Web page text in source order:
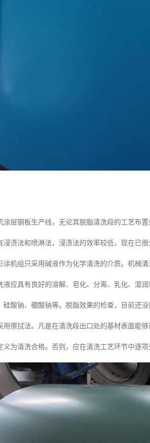
涂层钢板生产线，无论其脱脂清洗段的工艺布
浸渍法和喷淋法，浸渍法的效率较低，现在已
涂机组只采用碱液作为化学清洗的介质。机械
液应具有良好的溶解、皂化、分离、乳化、湿
硅酸钠、硼酸钠等。脱脂效果的检查，目前还
用擦拭法。凡是在清洗段出口处的基材表面能
义为清洗合格。否则，应在清洗工艺环节中逐项